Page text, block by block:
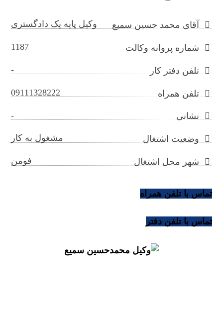
آقای محمد حسین سمیع وکیل پایه یک دادگستری
شماره پروانه وکالت 1187
تلفن دفتر کار -
تلفن همراه 09111328222
نشانی -
وضعیت اشتغال مشغول به کار
شهر محل اشتغال فومن
تماس با تلفن همراه
تماس با تلفن دفتر